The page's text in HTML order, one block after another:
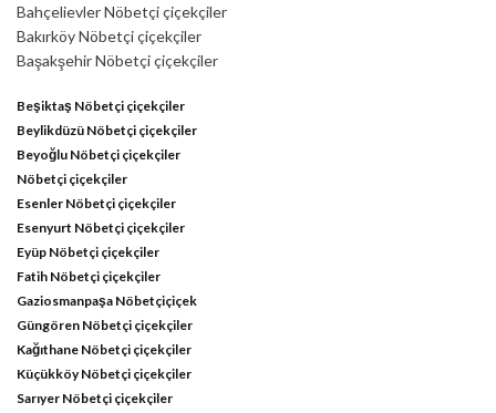
Bahçelievler Nöbetçi çiçekçiler
Bakırköy Nöbetçi çiçekçiler
Başakşehir Nöbetçi çiçekçiler
Beşiktaş Nöbetçi çiçekçiler
Beylikdüzü Nöbetçi çiçekçiler
Beyoğlu Nöbetçi çiçekçiler
Nöbetçi çiçekçiler
Esenler Nöbetçi çiçekçiler
Esenyurt Nöbetçi çiçekçiler
Eyüp Nöbetçi çiçekçiler
Fatih Nöbetçi çiçekçiler
Gaziosmanpaşa Nöbetçiçiçek
Güngören Nöbetçi çiçekçiler
Kağıthane Nöbetçi çiçekçiler
Küçükköy Nöbetçi çiçekçiler
Sarıyer Nöbetçi çiçekçiler